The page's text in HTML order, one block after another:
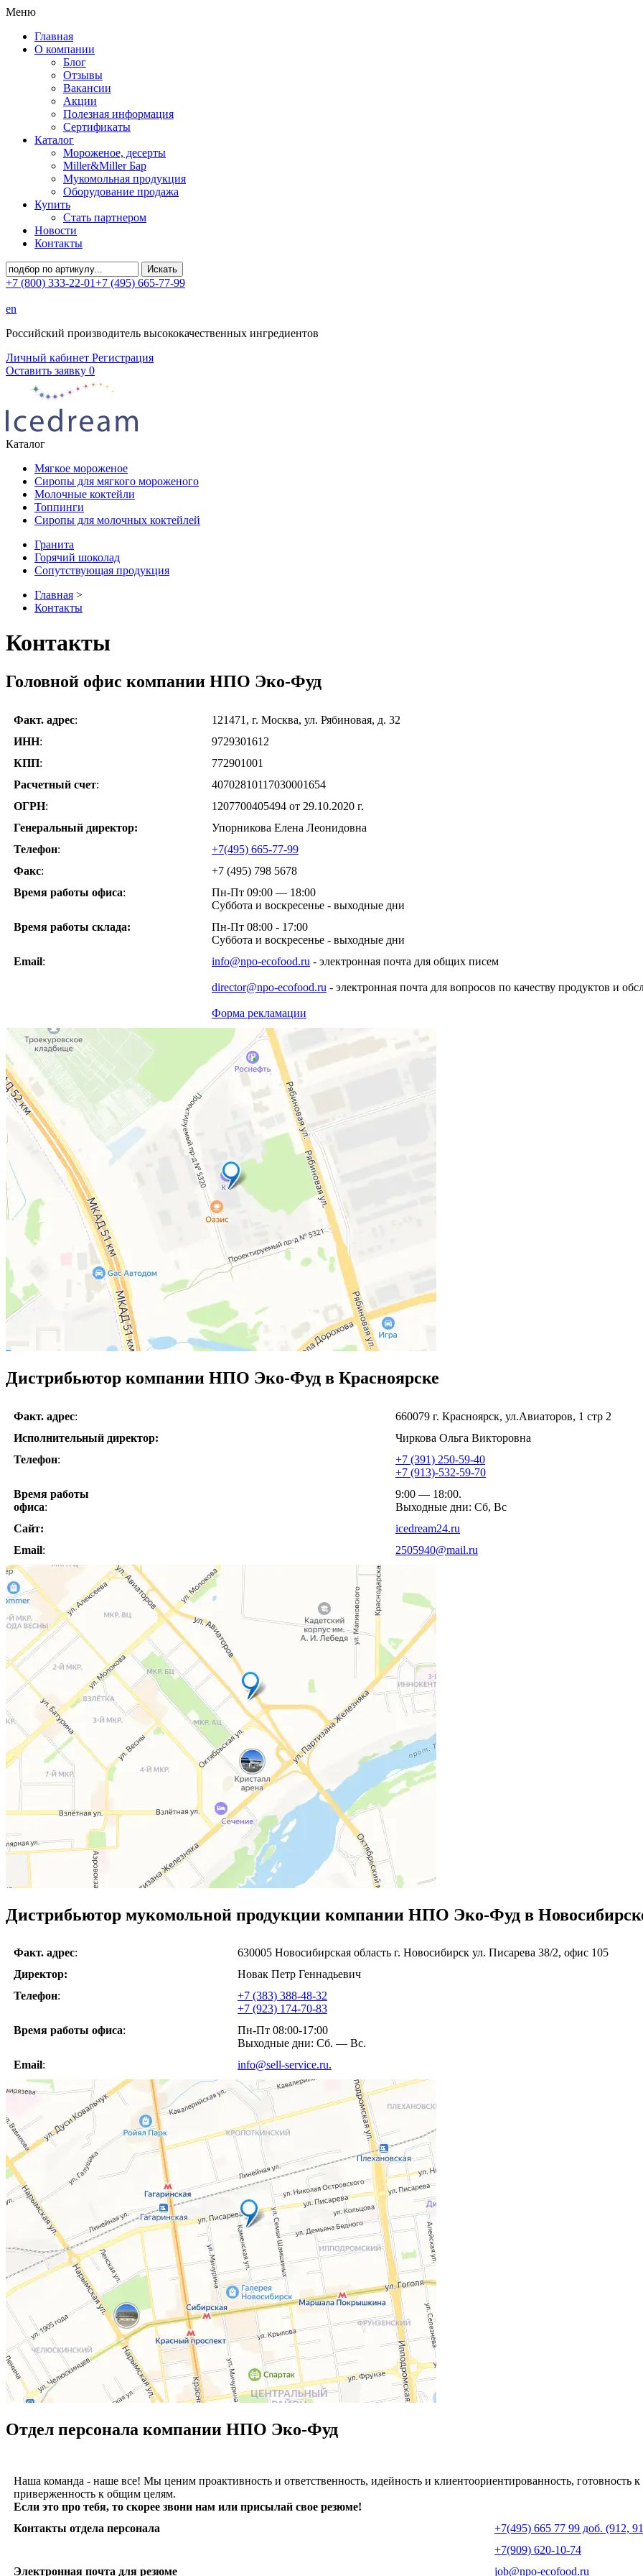
Меню
Главная
О компании
Блог
Отзывы
Вакансии
Акции
Полезная информация
Сертификаты
Каталог
Мороженое, десерты
Miller&Miller Бар
Мукомольная продукция
Оборудование продажа
Купить
Стать партнером
Новости
Контакты
+7 (800) 333-22-01+7 (495) 665-77-99
en
Российский производитель высококачественных ингредиентов
Личный кабинет Регистрация
Оставить заявку 0
Каталог
Мягкое мороженое
Сиропы для мягкого мороженого
Молочные коктейли
Топпинги
Сиропы для молочных коктейлей
Гранита
Горячий шоколад
Сопутствующая продукция
Главная >
Контакты
Контакты
Головной офис компании НПО Эко-Фуд
Факт. адрес:
121471, г. Москва, ул. Рябиновая, д. 32
ИНН:
9729301612
КПП:
772901001
Расчетный счет:
40702810117030001654
ОГРН:
1207700405494 от 29.10.2020 г.
Генеральный директор:
Упорникова Елена Леонидовна
Телефон:
+7(495) 665-77-99
Факс:
+7 (495) 798 5678
Время работы офиса:
Пн-Пт 09:00 — 18:00
Cуббота и воскресенье - выходные дни
Время работы склада:
Пн-Пт 08:00 - 17:00
Суббота и воскресенье - выходные дни
Email: info@npo-ecofood.ru - электронная почта для общих писем
director@npo-ecofood.ru - электронная почта для вопросов по качеству продуктов и
Форма рекламации
Дистрибьютор компании НПО Эко-Фуд в Красноярске
Факт. адрес:
660079 г. Красноярск, ул.Авиаторов, 1 стр 2
Исполнительный директор:
Чиркова Ольга Викторовна
Телефон:
+7 (391) 250-59-40
+7 (913)-532-59-70
Время работы
офиса:
9:00 — 18:00.
Выходные дни: Сб, Вс
Сайт:
icedream24.ru
Email: 2505940@mail.ru
Дистрибьютор мукомольной продукции компании НПО Эко-Фуд в
Факт. адрес:
630005 Новосибирская область г. Новосибирск ул. Писарева 38/2, офис 105
Директор:
Новак Петр Геннадьевич
Телефон:
+7 (383) 388-48-32
+7 (923) 174-70-83
Время работы офиса:
Пн-Пт 08:00-17:00
Выходные дни: Сб. — Вс.
Email: info@sell-service.ru.
Отдел персонала компании НПО Эко-Фуд
Наша команда - наше все! Мы ценим проактивность и ответственность, идейность и клиентоориентированность, готовность
приверженность к общим целям.
Если это про тебя, то скорее звони нам или присылай свое резюме!
Контакты отдела персонала
+7(495) 665 77 99 доб. (912,
+7(909) 620-10-74
Электронная почта для резюме
job@npo-ecofood.ru